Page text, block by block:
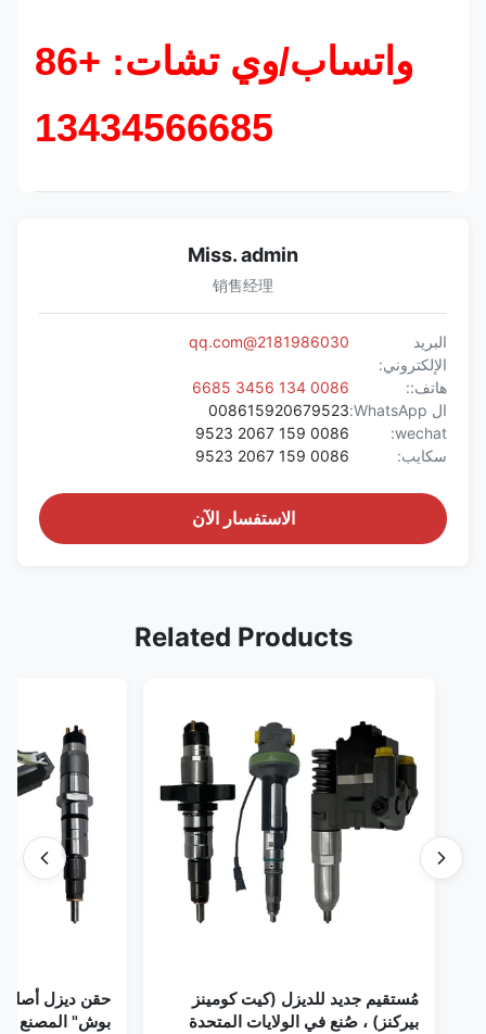
واتساب/وي تشات: +86
13434566685
Miss. admin
销售经理
البريد
الإلكتروني:
2181986030@qq.com
هاتف::
0086 134 3456 6685
ال WhatsApp:
008615920679523
wechat:
0086 159 2067 9523
سكايب:
0086 159 2067 9523
الاستفسار الآن
Related Products
مُستقيم جديد للديزل (كيت كومينز
بيركنز) ، صُنع في الولايات المتحدة
حقن ديزل
بوش" المصنع في